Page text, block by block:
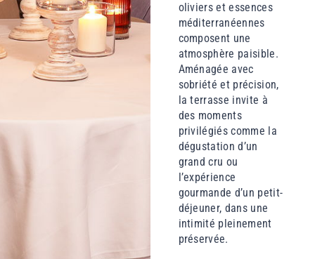
oliviers et essences
méditerranéennes
composent une
atmosphère paisible.
Aménagée avec
sobriété et précision,
la terrasse invite à
des moments
privilégiés comme la
dégustation d’un
grand cru ou
l’expérience
gourmande d’un petit-
déjeuner, dans une
intimité pleinement
préservée.